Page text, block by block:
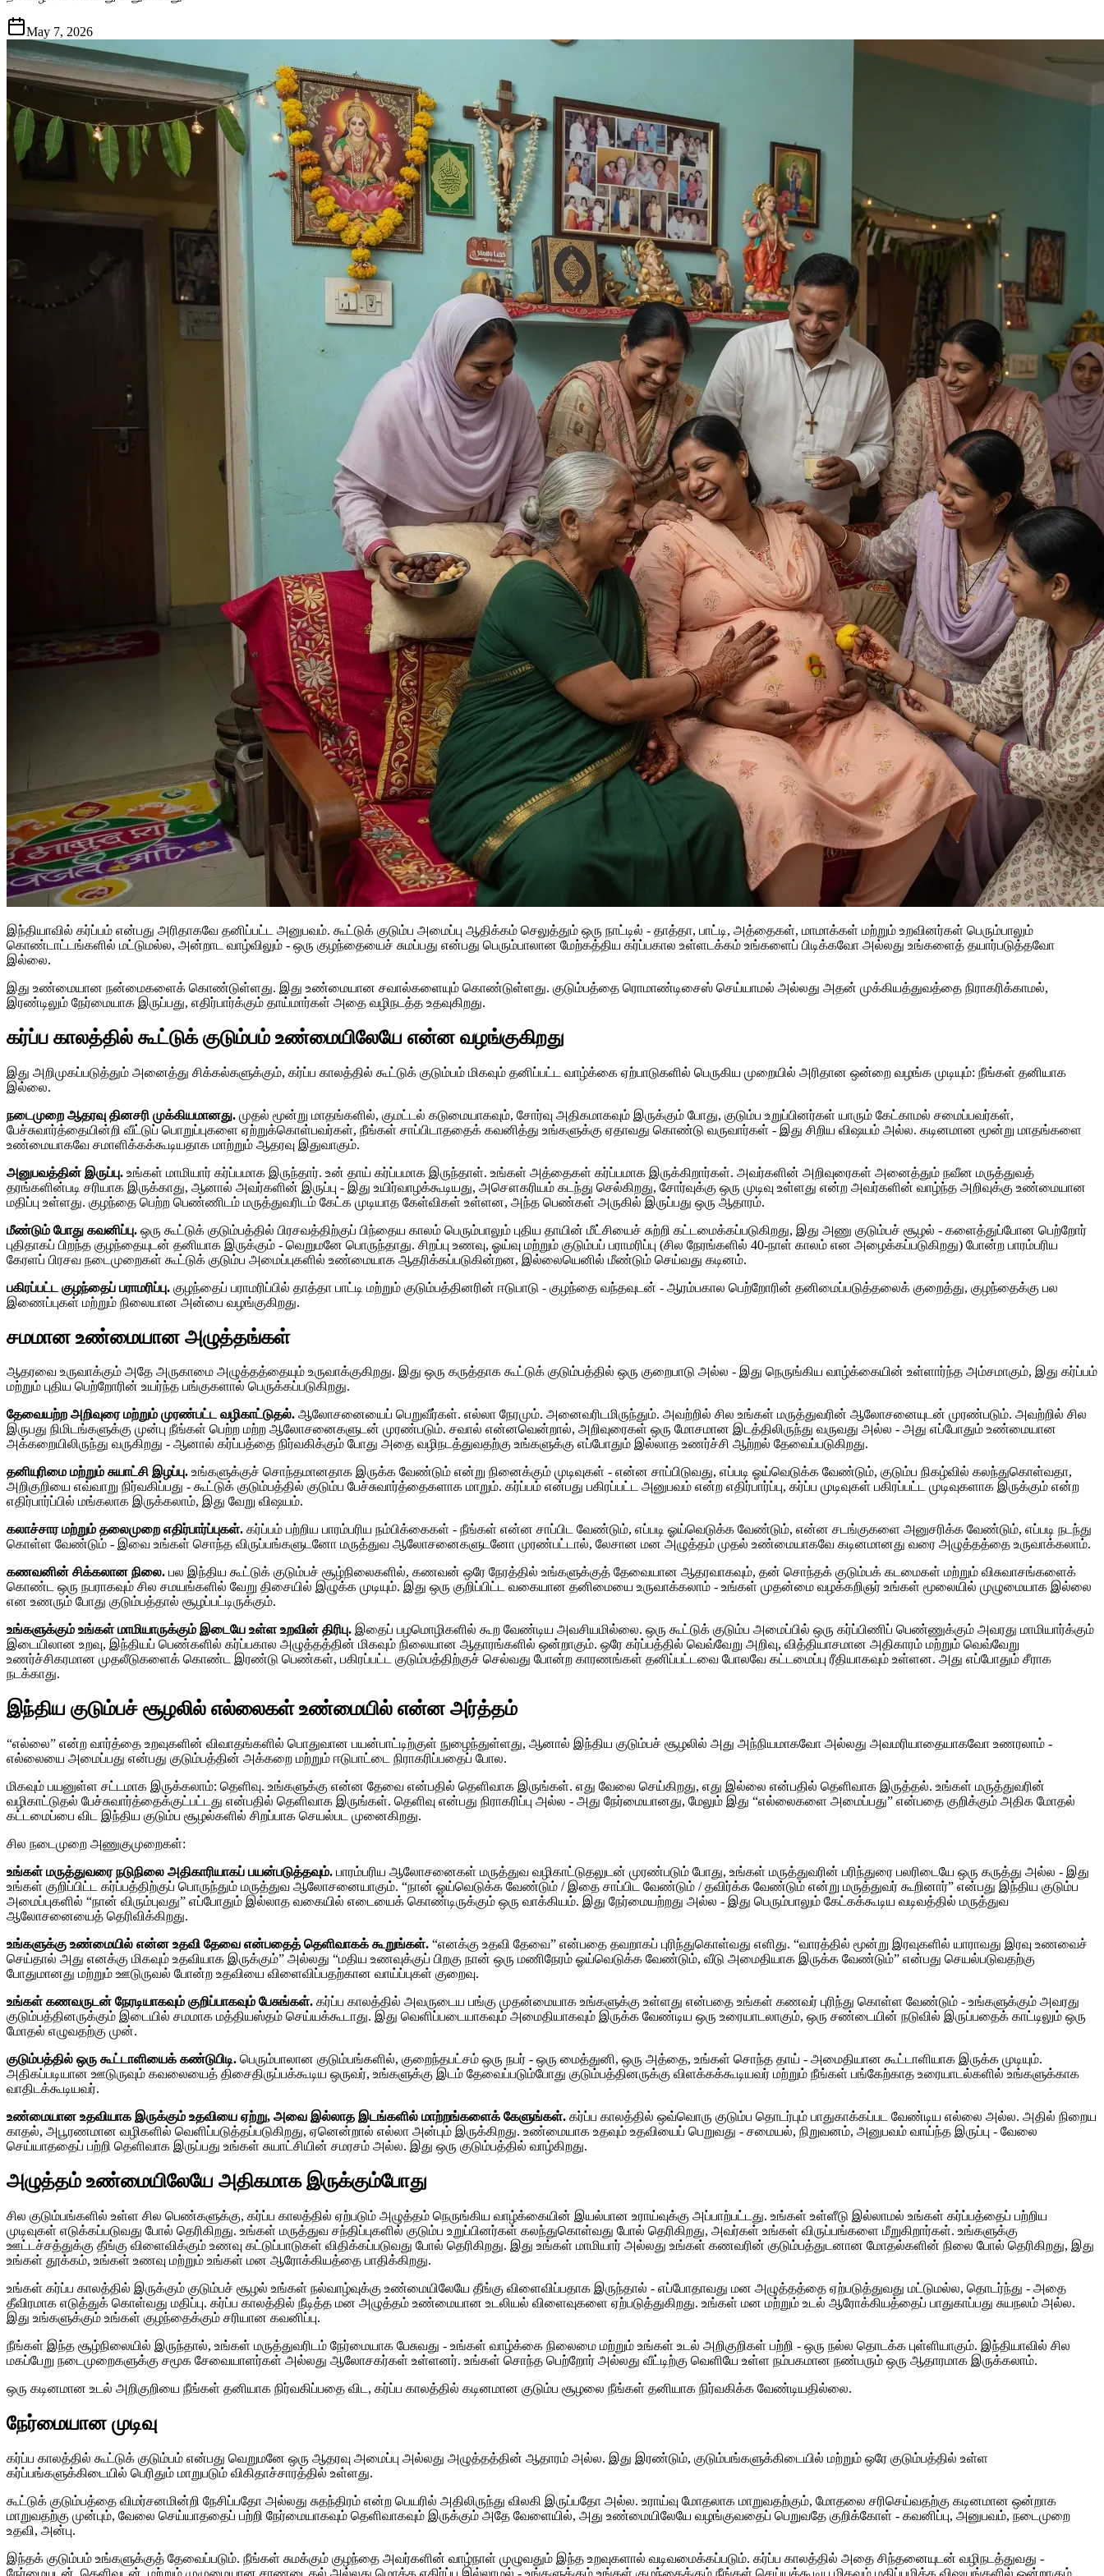
May 7, 2026
இந்தியாவில் கர்ப்பம் என்பது அரிதாகவே தனிப்பட்ட அனுபவம். கூட்டுக் குடும்ப அமைப்பு ஆதிக்கம் செலுத்தும் ஒரு நாட்டில் - தாத்தா, பாட்டி, அத்தைகள், மாமாக்கள் மற்றும் உறவினர்கள் பெரும்பாலும்
கொண்டாட்டங்களில் மட்டுமல்ல, அன்றாட வாழ்விலும் - ஒரு குழந்தையைச் சுமப்பது என்பது பெரும்பாலான மேற்கத்திய கர்ப்பகால உள்ளடக்கம் உங்களைப் பிடிக்கவோ அல்லது உங்களைத் தயார்படுத்தவோ
இல்லை.
இது உண்மையான நன்மைகளைக் கொண்டுள்ளது. இது உண்மையான சவால்களையும் கொண்டுள்ளது. குடும்பத்தை ரொமாண்டிசைஸ் செய்யாமல் அல்லது அதன் முக்கியத்துவத்தை நிராகரிக்காமல்,
இரண்டிலும் நேர்மையாக இருப்பது, எதிர்பார்க்கும் தாய்மார்கள் அதை வழிநடத்த உதவுகிறது.
கர்ப்ப காலத்தில் கூட்டுக் குடும்பம் உண்மையிலேயே என்ன வழங்குகிறது
இது அறிமுகப்படுத்தும் அனைத்து சிக்கல்களுக்கும், கர்ப்ப காலத்தில் கூட்டுக் குடும்பம் மிகவும் தனிப்பட்ட வாழ்க்கை ஏற்பாடுகளில் பெருகிய முறையில் அரிதான ஒன்றை வழங்க முடியும்: நீங்கள் தனியாக
இல்லை.
நடைமுறை ஆதரவு தினசரி முக்கியமானது. முதல் மூன்று மாதங்களில், குமட்டல் கடுமையாகவும், சோர்வு அதிகமாகவும் இருக்கும் போது, ​​குடும்ப உறுப்பினர்கள் யாரும் கேட்காமல் சமைப்பவர்கள்,
பேச்சுவார்த்தையின்றி வீட்டுப் பொறுப்புகளை ஏற்றுக்கொள்பவர்கள், நீங்கள் சாப்பிடாததைக் கவனித்து உங்களுக்கு ஏதாவது கொண்டு வருவார்கள் - இது சிறிய விஷயம் அல்ல. கடினமான மூன்று மாதங்களை
உண்மையாகவே சமாளிக்கக்கூடியதாக மாற்றும் ஆதரவு இதுவாகும்.
அனுபவத்தின் இருப்பு. உங்கள் மாமியார் கர்ப்பமாக இருந்தார். உன் தாய் கர்ப்பமாக இருந்தாள். உங்கள் அத்தைகள் கர்ப்பமாக இருக்கிறார்கள். அவர்களின் அறிவுரைகள் அனைத்தும் நவீன மருத்துவத்
தரங்களின்படி சரியாக இருக்காது, ஆனால் அவர்களின் இருப்பு - இது உயிர்வாழக்கூடியது, அசௌகரியம் கடந்து செல்கிறது, சோர்வுக்கு ஒரு முடிவு உள்ளது என்ற அவர்களின் வாழ்ந்த அறிவுக்கு உண்மையான
மதிப்பு உள்ளது. குழந்தை பெற்ற பெண்ணிடம் மருத்துவரிடம் கேட்க முடியாத கேள்விகள் உள்ளன, அந்த பெண்கள் அருகில் இருப்பது ஒரு ஆதாரம்.
மீண்டும் போது கவனிப்பு. ஒரு கூட்டுக் குடும்பத்தில் பிரசவத்திற்குப் பிந்தைய காலம் பெரும்பாலும் புதிய தாயின் மீட்சியைச் சுற்றி கட்டமைக்கப்படுகிறது, இது அணு குடும்பச் சூழல் - களைத்துப்போன பெற்றோர்
புதிதாகப் பிறந்த குழந்தையுடன் தனியாக இருக்கும் - வெறுமனே பொருந்தாது. சிறப்பு உணவு, ஓய்வு மற்றும் குடும்பப் பராமரிப்பு (சில நேரங்களில் 40-நாள் காலம் என அழைக்கப்படுகிறது) போன்ற பாரம்பரிய
கேரளப் பிரசவ நடைமுறைகள் கூட்டுக் குடும்ப அமைப்புகளில் உண்மையாக ஆதரிக்கப்படுகின்றன, இல்லையெனில் மீண்டும் செய்வது கடினம்.
பகிரப்பட்ட குழந்தைப் பராமரிப்பு. குழந்தைப் பராமரிப்பில் தாத்தா பாட்டி மற்றும் குடும்பத்தினரின் ஈடுபாடு - குழந்தை வந்தவுடன் - ஆரம்பகால பெற்றோரின் தனிமைப்படுத்தலைக் குறைத்து, குழந்தைக்கு பல
இணைப்புகள் மற்றும் நிலையான அன்பை வழங்குகிறது.
சமமான உண்மையான அழுத்தங்கள்
ஆதரவை உருவாக்கும் அதே அருகாமை அழுத்தத்தையும் உருவாக்குகிறது. இது ஒரு கருத்தாக கூட்டுக் குடும்பத்தில் ஒரு குறைபாடு அல்ல - இது நெருங்கிய வாழ்க்கையின் உள்ளார்ந்த அம்சமாகும், இது கர்ப்பம்
மற்றும் புதிய பெற்றோரின் உயர்ந்த பங்குகளால் பெருக்கப்படுகிறது.
தேவையற்ற அறிவுரை மற்றும் முரண்பட்ட வழிகாட்டுதல். ஆலோசனையைப் பெறுவீர்கள். எல்லா நேரமும். அனைவரிடமிருந்தும். அவற்றில் சில உங்கள் மருத்துவரின் ஆலோசனையுடன் முரண்படும். அவற்றில் சில
இருபது நிமிடங்களுக்கு முன்பு நீங்கள் பெற்ற மற்ற ஆலோசனைகளுடன் முரண்படும். சவால் என்னவென்றால், அறிவுரைகள் ஒரு மோசமான இடத்திலிருந்து வருவது அல்ல - அது எப்போதும் உண்மையான
அக்கறையிலிருந்து வருகிறது - ஆனால் கர்ப்பத்தை நிர்வகிக்கும் போது அதை வழிநடத்துவதற்கு உங்களுக்கு எப்போதும் இல்லாத உணர்ச்சி ஆற்றல் தேவைப்படுகிறது.
தனியுரிமை மற்றும் சுயாட்சி இழப்பு. உங்களுக்குச் சொந்தமானதாக இருக்க வேண்டும் என்று நினைக்கும் முடிவுகள் - என்ன சாப்பிடுவது, எப்படி ஓய்வெடுக்க வேண்டும், குடும்ப நிகழ்வில் கலந்துகொள்வதா,
அறிகுறியை எவ்வாறு நிர்வகிப்பது - கூட்டுக் குடும்பத்தில் குடும்ப பேச்சுவார்த்தைகளாக மாறும். கர்ப்பம் என்பது பகிரப்பட்ட அனுபவம் என்ற எதிர்பார்ப்பு, கர்ப்ப முடிவுகள் பகிரப்பட்ட முடிவுகளாக இருக்கும் என்ற
எதிர்பார்ப்பில் மங்கலாக இருக்கலாம், இது வேறு விஷயம்.
கலாச்சார மற்றும் தலைமுறை எதிர்பார்ப்புகள். கர்ப்பம் பற்றிய பாரம்பரிய நம்பிக்கைகள் - நீங்கள் என்ன சாப்பிட வேண்டும், எப்படி ஓய்வெடுக்க வேண்டும், என்ன சடங்குகளை அனுசரிக்க வேண்டும், எப்படி நடந்து
கொள்ள வேண்டும் - இவை உங்கள் சொந்த விருப்பங்களுடனோ மருத்துவ ஆலோசனைகளுடனோ முரண்பட்டால், லேசான மன அழுத்தம் முதல் உண்மையாகவே கடினமானது வரை அழுத்தத்தை உருவாக்கலாம்.
கணவனின் சிக்கலான நிலை. பல இந்திய கூட்டுக் குடும்பச் சூழ்நிலைகளில், கணவன் ஒரே நேரத்தில் உங்களுக்குத் தேவையான ஆதரவாகவும், தன் சொந்தக் குடும்பக் கடமைகள் மற்றும் விசுவாசங்களைக்
கொண்ட ஒரு நபராகவும் சில சமயங்களில் வேறு திசையில் இழுக்க முடியும். இது ஒரு குறிப்பிட்ட வகையான தனிமையை உருவாக்கலாம் - உங்கள் முதன்மை வழக்கறிஞர் உங்கள் மூலையில் முழுமையாக இல்லை
என உணரும் போது குடும்பத்தால் சூழப்பட்டிருக்கும்.
உங்களுக்கும் உங்கள் மாமியாருக்கும் இடையே உள்ள உறவின் திரிபு. இதைப் பழமொழிகளில் கூற வேண்டிய அவசியமில்லை. ஒரு கூட்டுக் குடும்ப அமைப்பில் ஒரு கர்ப்பிணிப் பெண்ணுக்கும் அவரது மாமியார்க்கும்
இடையிலான உறவு, இந்தியப் பெண்களில் கர்ப்பகால அழுத்தத்தின் மிகவும் நிலையான ஆதாரங்களில் ஒன்றாகும். ஒரே கர்ப்பத்தில் வெவ்வேறு அறிவு, வித்தியாசமான அதிகாரம் மற்றும் வெவ்வேறு
உணர்ச்சிகரமான முதலீடுகளைக் கொண்ட இரண்டு பெண்கள், பகிரப்பட்ட குடும்பத்திற்குச் செல்வது போன்ற காரணங்கள் தனிப்பட்டவை போலவே கட்டமைப்பு ரீதியாகவும் உள்ளன. அது எப்போதும் சீராக
நடக்காது.
இந்திய குடும்பச் சூழலில் எல்லைகள் உண்மையில் என்ன அர்த்தம்
“எல்லை” என்ற வார்த்தை உறவுகளின் விவாதங்களில் பொதுவான பயன்பாட்டிற்குள் நுழைந்துள்ளது, ஆனால் இந்திய குடும்பச் சூழலில் அது அந்நியமாகவோ அல்லது அவமரியாதையாகவோ உணரலாம் -
எல்லையை அமைப்பது என்பது குடும்பத்தின் அக்கறை மற்றும் ஈடுபாட்டை நிராகரிப்பதைப் போல.
மிகவும் பயனுள்ள சட்டமாக இருக்கலாம்: தெளிவு. உங்களுக்கு என்ன தேவை என்பதில் தெளிவாக இருங்கள். எது வேலை செய்கிறது, எது இல்லை என்பதில் தெளிவாக இருத்தல். உங்கள் மருத்துவரின்
வழிகாட்டுதல் பேச்சுவார்த்தைக்குட்பட்டது என்பதில் தெளிவாக இருங்கள். தெளிவு என்பது நிராகரிப்பு அல்ல - அது நேர்மையானது, மேலும் இது “எல்லைகளை அமைப்பது” என்பதை குறிக்கும் அதிக மோதல்
கட்டமைப்பை விட இந்திய குடும்ப சூழல்களில் சிறப்பாக செயல்பட முனைகிறது.
சில நடைமுறை அணுகுமுறைகள்:
உங்கள் மருத்துவரை நடுநிலை அதிகாரியாகப் பயன்படுத்தவும். பாரம்பரிய ஆலோசனைகள் மருத்துவ வழிகாட்டுதலுடன் முரண்படும் போது, ​​உங்கள் மருத்துவரின் பரிந்துரை பலரிடையே ஒரு கருத்து அல்ல - இது
உங்கள் குறிப்பிட்ட கர்ப்பத்திற்குப் பொருந்தும் மருத்துவ ஆலோசனையாகும். “நான் ஓய்வெடுக்க வேண்டும் / இதை சாப்பிட வேண்டும் / தவிர்க்க வேண்டும் என்று மருத்துவர் கூறினார்” என்பது இந்திய குடும்ப
அமைப்புகளில் “நான் விரும்புவது” எப்போதும் இல்லாத வகையில் எடையைக் கொண்டிருக்கும் ஒரு வாக்கியம். இது நேர்மையற்றது அல்ல - இது பெரும்பாலும் கேட்கக்கூடிய வடிவத்தில் மருத்துவ
ஆலோசனையைத் தெரிவிக்கிறது.
உங்களுக்கு உண்மையில் என்ன உதவி தேவை என்பதைத் தெளிவாகக் கூறுங்கள். “எனக்கு உதவி தேவை” என்பதை தவறாகப் புரிந்துகொள்வது எளிது. “வாரத்தில் மூன்று இரவுகளில் யாராவது இரவு உணவைச்
செய்தால் அது எனக்கு மிகவும் உதவியாக இருக்கும்” அல்லது “மதிய உணவுக்குப் பிறகு நான் ஒரு மணிநேரம் ஓய்வெடுக்க வேண்டும், வீடு அமைதியாக இருக்க வேண்டும்” என்பது செயல்படுவதற்கு
போதுமானது மற்றும் ஊடுருவல் போன்ற உதவியை விளைவிப்பதற்கான வாய்ப்புகள் குறைவு.
உங்கள் கணவருடன் நேரடியாகவும் குறிப்பாகவும் பேசுங்கள். கர்ப்ப காலத்தில் அவருடைய பங்கு முதன்மையாக உங்களுக்கு உள்ளது என்பதை உங்கள் கணவர் புரிந்து கொள்ள வேண்டும் - உங்களுக்கும் அவரது
குடும்பத்தினருக்கும் இடையில் சமமாக மத்தியஸ்தம் செய்யக்கூடாது. இது வெளிப்படையாகவும் அமைதியாகவும் இருக்க வேண்டிய ஒரு உரையாடலாகும், ஒரு சண்டையின் நடுவில் இருப்பதைக் காட்டிலும் ஒரு
மோதல் எழுவதற்கு முன்.
குடும்பத்தில் ஒரு கூட்டாளியைக் கண்டுபிடி. பெரும்பாலான குடும்பங்களில், குறைந்தபட்சம் ஒரு நபர் - ஒரு மைத்துனி, ஒரு அத்தை, உங்கள் சொந்த தாய் - அமைதியான கூட்டாளியாக இருக்க முடியும்.
அதிகப்படியான ஊடுருவும் கவலையைத் திசைதிருப்பக்கூடிய ஒருவர், உங்களுக்கு இடம் தேவைப்படும்போது குடும்பத்தினருக்கு விளக்கக்கூடியவர் மற்றும் நீங்கள் பங்கேற்காத உரையாடல்களில் உங்களுக்காக
வாதிடக்கூடியவர்.
உண்மையான உதவியாக இருக்கும் உதவியை ஏற்று, அவை இல்லாத இடங்களில் மாற்றங்களைக் கேளுங்கள். கர்ப்ப காலத்தில் ஒவ்வொரு குடும்ப தொடர்பும் பாதுகாக்கப்பட வேண்டிய எல்லை அல்ல. அதில் நிறைய
காதல், அபூரணமான வழிகளில் வெளிப்படுத்தப்படுகிறது, ஏனென்றால் எல்லா அன்பும் இருக்கிறது. உண்மையாக உதவும் உதவியைப் பெறுவது - சமையல், நிறுவனம், அனுபவம் வாய்ந்த இருப்பு - வேலை
செய்யாததைப் பற்றி தெளிவாக இருப்பது உங்கள் சுயாட்சியின் சமரசம் அல்ல. இது ஒரு குடும்பத்தில் வாழ்கிறது.
அழுத்தம் உண்மையிலேயே அதிகமாக இருக்கும்போது
சில குடும்பங்களில் உள்ள சில பெண்களுக்கு, கர்ப்ப காலத்தில் ஏற்படும் அழுத்தம் நெருங்கிய வாழ்க்கையின் இயல்பான உராய்வுக்கு அப்பாற்பட்டது. உங்கள் உள்ளீடு இல்லாமல் உங்கள் கர்ப்பத்தைப் பற்றிய
முடிவுகள் எடுக்கப்படுவது போல் தெரிகிறது. உங்கள் மருத்துவ சந்திப்புகளில் குடும்ப உறுப்பினர்கள் கலந்துகொள்வது போல் தெரிகிறது, அவர்கள் உங்கள் விருப்பங்களை மீறுகிறார்கள். உங்களுக்கு
ஊட்டச்சத்துக்கு தீங்கு விளைவிக்கும் உணவு கட்டுப்பாடுகள் விதிக்கப்படுவது போல் தெரிகிறது. இது உங்கள் மாமியார் அல்லது உங்கள் கணவரின் குடும்பத்துடனான மோதல்களின் நிலை போல் தெரிகிறது, இது
உங்கள் தூக்கம், உங்கள் உணவு மற்றும் உங்கள் மன ஆரோக்கியத்தை பாதிக்கிறது.
உங்கள் கர்ப்ப காலத்தில் இருக்கும் குடும்பச் சூழல் உங்கள் நல்வாழ்வுக்கு உண்மையிலேயே தீங்கு விளைவிப்பதாக இருந்தால் - எப்போதாவது மன அழுத்தத்தை ஏற்படுத்துவது மட்டுமல்ல, தொடர்ந்து - அதை
தீவிரமாக எடுத்துக் கொள்வது மதிப்பு. கர்ப்ப காலத்தில் நீடித்த மன அழுத்தம் உண்மையான உடலியல் விளைவுகளை ஏற்படுத்துகிறது. உங்கள் மன மற்றும் உடல் ஆரோக்கியத்தைப் பாதுகாப்பது சுயநலம் அல்ல.
இது உங்களுக்கும் உங்கள் குழந்தைக்கும் சரியான கவனிப்பு.
நீங்கள் இந்த சூழ்நிலையில் இருந்தால், உங்கள் மருத்துவரிடம் நேர்மையாக பேசுவது - உங்கள் வாழ்க்கை நிலைமை மற்றும் உங்கள் உடல் அறிகுறிகள் பற்றி - ஒரு நல்ல தொடக்க புள்ளியாகும். இந்தியாவில் சில
மகப்பேறு நடைமுறைகளுக்கு சமூக சேவையாளர்கள் அல்லது ஆலோசகர்கள் உள்ளனர். உங்கள் சொந்த பெற்றோர் அல்லது வீட்டிற்கு வெளியே உள்ள நம்பகமான நண்பரும் ஒரு ஆதாரமாக இருக்கலாம்.
ஒரு கடினமான உடல் அறிகுறியை நீங்கள் தனியாக நிர்வகிப்பதை விட, கர்ப்ப காலத்தில் கடினமான குடும்ப சூழலை நீங்கள் தனியாக நிர்வகிக்க வேண்டியதில்லை.
நேர்மையான முடிவு
கர்ப்ப காலத்தில் கூட்டுக் குடும்பம் என்பது வெறுமனே ஒரு ஆதரவு அமைப்பு அல்லது அழுத்தத்தின் ஆதாரம் அல்ல. இது இரண்டும், குடும்பங்களுக்கிடையில் மற்றும் ஒரே குடும்பத்தில் உள்ள
கர்ப்பங்களுக்கிடையில் பெரிதும் மாறுபடும் விகிதாச்சாரத்தில் உள்ளது.
கூட்டுக் குடும்பத்தை விமர்சனமின்றி நேசிப்பதோ அல்லது சுதந்திரம் என்ற பெயரில் அதிலிருந்து விலகி இருப்பதோ அல்ல. உராய்வு மோதலாக மாறுவதற்கும், மோதலை சரிசெய்வதற்கு கடினமான ஒன்றாக
மாறுவதற்கு முன்பும், வேலை செய்யாததைப் பற்றி நேர்மையாகவும் தெளிவாகவும் இருக்கும் அதே வேளையில், அது உண்மையிலேயே வழங்குவதைப் பெறுவதே குறிக்கோள் - கவனிப்பு, அனுபவம், நடைமுறை
உதவி, அன்பு.
இந்தக் குடும்பம் உங்களுக்குத் தேவைப்படும். நீங்கள் சுமக்கும் குழந்தை அவர்களின் வாழ்நாள் முழுவதும் இந்த உறவுகளால் வடிவமைக்கப்படும். கர்ப்ப காலத்தில் அதை சிந்தனையுடன் வழிநடத்துவது -
நேர்மையுடன், தெளிவுடன், மற்றும் முழுமையான சரணடைதல் அல்லது மொத்த எதிர்ப்பு இல்லாமல் - உங்களுக்கும் உங்கள் குழந்தைக்கும் நீங்கள் செய்யக்கூடிய மிகவும் மதிப்புமிக்க விஷயங்களில் ஒன்றாகும்.